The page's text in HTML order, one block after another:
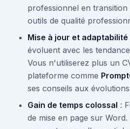
professionnel en transition
outils de qualité
Mise à jour et adaptabilité
évoluent avec les
Vous n'utiliserez plus un
plateforme comme
ses conseils aux
Gain de temps colossal :
de mise en page sur